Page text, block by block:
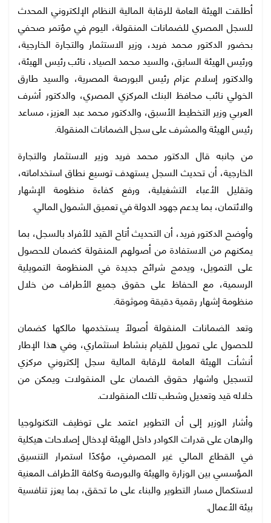
أطلقت الهيئة العامة للرقابة المالية النظام الإلكتروني المحدث
للسجل المصري للضمانات المنقولة، اليوم في مؤتمر صحفي
بحضور الدكتور محمد فريد، وزير الاستثمار والتجارة الخارجية،
ورئيس الهيئة السابق، والسيد محمد الصياد، نائب رئيس الهيئة،
والدكتور إسلام عزام رئيس البورصة المصرية، والسيد طارق
الخولي نائب محافظ البنك المركزي المصري، والدكتور أشرف
العربي وزير التخطيط الأسبق، والدكتور محمد عبد العزيز، مساعد
رئيس الهيئة والمشرف على سجل الضمانات المنقولة.
من جانبه قال الدكتور محمد فريد وزير الاستثمار والتجارة
الخارجية، أن تحديث السجل يستهدف توسيع نطاق استخداماته،
وتقليل الأعباء التشغيلية، ورفع كفاءة منظومة الإشهار
والائتمان، بما يدعم جهود الدولة في تعميق الشمول المالي.
وأوضح الدكتور فريد، أن التحديث أتاح القيد للأفراد بالسجل، بما
يمكنهم من الاستفادة من أصولهم المنقولة كضمان للحصول
على التمويل، ويدمج شرائح جديدة في المنظومة التمويلية
الرسمية، مع الحفاظ على حقوق جميع الأطراف من خلال
منظومة إشهار رقمية دقيقة وموثوقة.
وتعد الضمانات المنقولة أصولًا يستخدمها مالكها كضمان
للحصول على تمويل للقيام بنشاط استثماري، وفي هذا الإطار
أنشأت الهيئة العامة للرقابة المالية سجل إلكتروني مركزي
لتسجيل واشهار حقوق الضمان على المنقولات ويمكن من
خلاله قيد وتعديل وشطب تلك المنقولات.
وأشار الوزير إلى أن التطوير اعتمد على توظيف التكنولوجيا
والرهان على قدرات الكوادر داخل الهيئة لإدخال إصلاحات هيكلية
في القطاع المالي غير المصرفي، مؤكدًا استمرار التنسيق
المؤسسي بين الوزارة والهيئة والبورصة وكافة الأطراف المعنية
لاستكمال مسار التطوير والبناء على ما تحقق، بما يعزز تنافسية
بيئة الأعمال.